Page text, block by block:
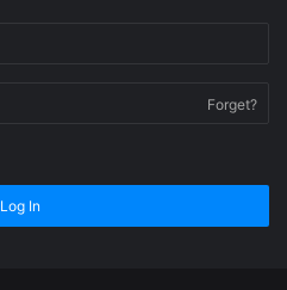
Forget?
Log In